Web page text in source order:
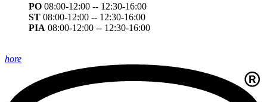
PO 08:00-12:00 -- 12:30-16:00
ST 08:00-12:00 -- 12:30-16:00
PIA 08:00-12:00 -- 12:30-16:00
hore